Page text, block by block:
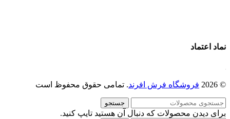
نماد اعتماد
© 2026 فروشگاه فرش افرند. تمامی حقوق محفوظ است
جستجو
برای دیدن محصولات که دنبال آن هستید تایپ کنید.